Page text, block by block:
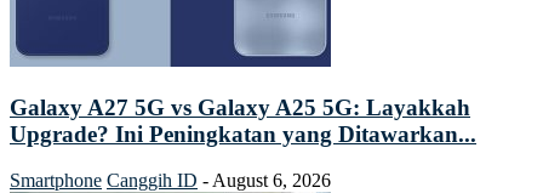
Galaxy A27 5G vs Galaxy A25 5G: Layakkah
Upgrade? Ini Peningkatan yang Ditawarkan...
Smartphone Canggih ID - August 6, 2026